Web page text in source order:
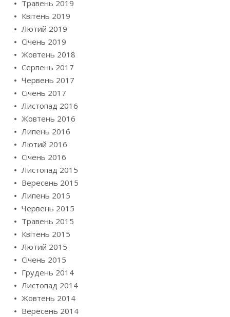
Травень 2019
Квітень 2019
Лютий 2019
Січень 2019
Жовтень 2018
Серпень 2017
Червень 2017
Січень 2017
Листопад 2016
Жовтень 2016
Липень 2016
Лютий 2016
Січень 2016
Листопад 2015
Вересень 2015
Липень 2015
Червень 2015
Травень 2015
Квітень 2015
Лютий 2015
Січень 2015
Грудень 2014
Листопад 2014
Жовтень 2014
Вересень 2014